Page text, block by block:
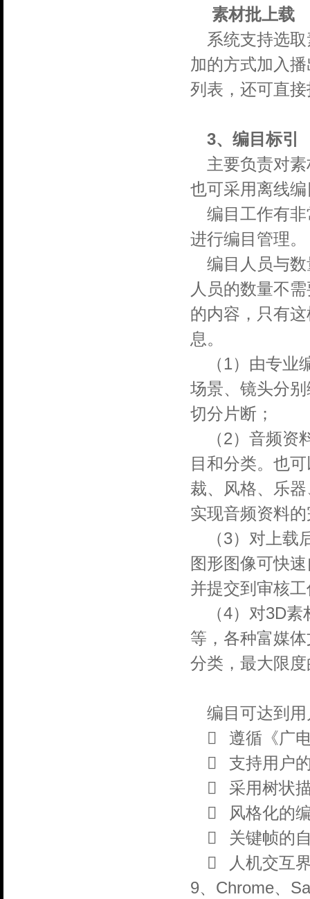
素材批上载
系统支持选
加的方式加入
列表，还可直
3、编目标引
主要负责对
也可采用离线
编目工作有
进行编目管理。
编目人员与
人员的数量不
的内容，只有
息。
（1）由专
场景、镜头分
切分片断；
（2）音频
目和分类。也
裁、风格、乐
实现音频资料
（3）对上
图形图像可快
并提交到审核
（4）对3D
等，各种富媒
分类，最大限
编目可达到

遵循《广

支持用户

采用树状

风格化的

关键帧的

人机交互
9、Chrome、